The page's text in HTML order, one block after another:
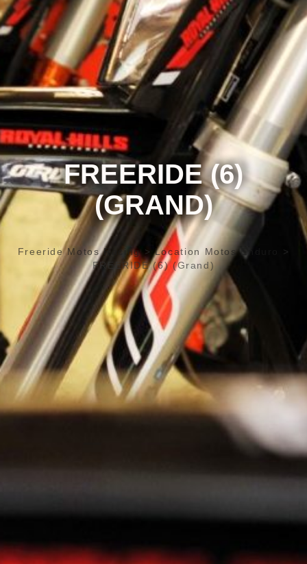
FREERIDE (6)
(GRAND)
Freeride Motos Racing>Location Motos Enduro
>
FREERIDE (6) (Grand)